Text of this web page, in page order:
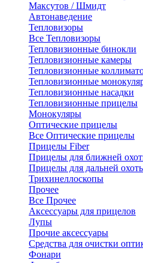
Максутов / Шмидт
Автонаведение
Тепловизоры
Все Тепловизоры
Тепловизионные бинокли
Тепловизионные камеры
Тепловизионные
Тепловизионные
Тепловизионные насадки
Тепловизионные прицелы
Монокуляры
Оптические прицелы
Все Оптические прицелы
Прицелы Fiber
Прицелы для ближней
Прицелы для дальней
Трихинеллоскопы
Прочее
Все Прочее
Аксессуары для прицелов
Лупы
Прочие аксессуары
Средства для очистки
Фонари